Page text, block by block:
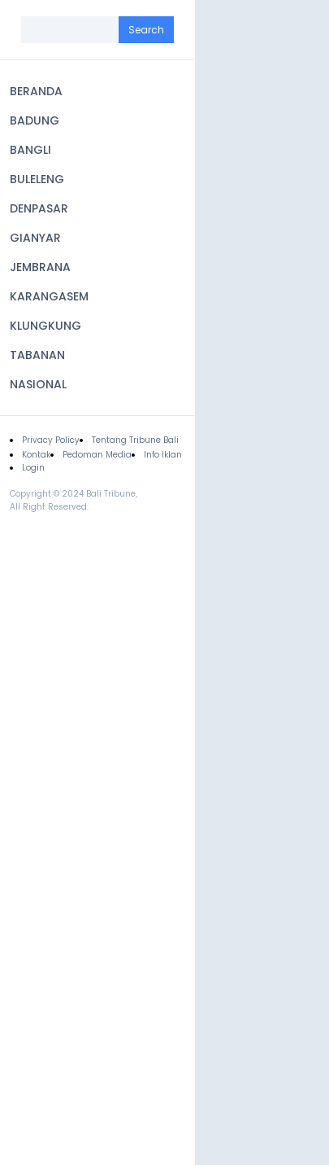
navigation
BERANDA
BADUNG
BANGLI
BULELENG
DENPASAR
GIANYAR
JEMBRANA
KARANGASEM
KLUNGKUNG
TABANAN
NASIONAL
Footer
Privacy Policy
Tentang Tribune Bali
Kontak
Pedoman Media
Info Iklan
Login
Copyright © 2024 Bali Tribune,
All Right Reserved.